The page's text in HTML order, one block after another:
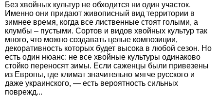
Без хвойных культур не обходится ни один участок.
Именно они придают живописный вид территории в
зимнее время, когда все лиственные стоят голыми, а
клумбы – пустыми. Сортов и видов хвойных культур так
много, что можно создавать целые композиции,
декоративность которых будет высока в любой сезон. Но
есть один нюанс: не все хвойные культуры одинаково
стойко переносят зимы. Если саженцы были привезены
из Европы, где климат значительно мягче русского и
даже украинского, — есть вероятность сильных
поврежд...